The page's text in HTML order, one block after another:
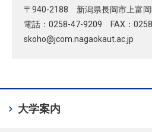
〒940-2188 新潟県長岡市上富岡
電話：0258-47-9209 FAX：
skoho
jcom.nagaokaut.ac.jp
大学案内
chevron_right